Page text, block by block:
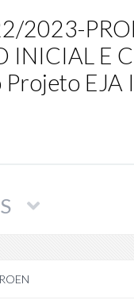
2023-
INICIAL E
EJA